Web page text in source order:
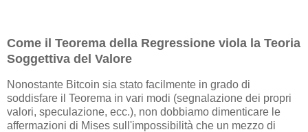
Come il Teorema della Regressione viola la Teoria
Soggettiva del Valore
Nonostante Bitcoin sia stato facilmente in grado di
soddisfare il Teorema in vari modi (segnalazione dei propri
valori, speculazione, ecc.), non dobbiamo dimenticare le
affermazioni di Mises sull'impossibilità che un mezzo di